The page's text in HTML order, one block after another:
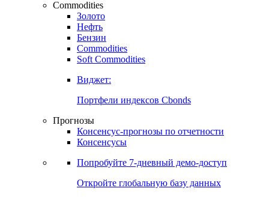
Commodities
Золото
Нефть
Бензин
Commodities
Soft Commodities
Виджет:
Портфели индексов Cbonds
Прогнозы
Консенсус-прогнозы по отчетности
Консенсусы
Попробуйте 7-дневный демо-доступ
Откройте глобальную базу данных